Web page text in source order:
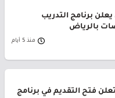
برنامج التدريب
بالرياض
منذ 5 أيام
فتح التقديم في برنامج